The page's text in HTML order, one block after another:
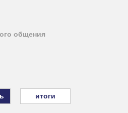
общения
итоги